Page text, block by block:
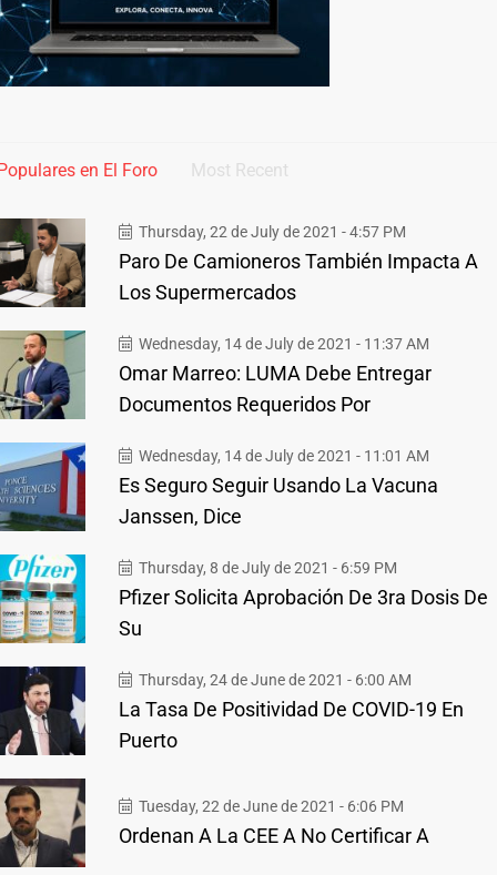
en El Foro Most Recent
Thursday, 22 de July de 2021 - 4:57 PM
Paro De Camioneros También Impacta A
Los Supermercados
Wednesday, 14 de July de 2021 - 11:37 AM
Omar Marreo: LUMA Debe Entregar
Documentos Requeridos Por
Wednesday, 14 de July de 2021 - 11:01 AM
Es Seguro Seguir Usando La Vacuna
Janssen, Dice
Thursday, 8 de July de 2021 - 6:59 PM
Pfizer Solicita Aprobación De 3ra Dosis De
Su
Thursday, 24 de June de 2021 - 6:00 AM
La Tasa De Positividad De COVID-19 En
Puerto
Tuesday, 22 de June de 2021 - 6:06 PM
Ordenan A La CEE A No Certificar A